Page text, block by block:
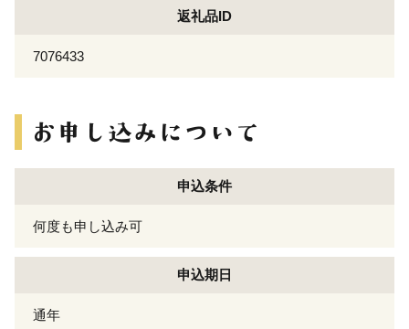
返礼品ID
7076433
申込条件
何度も申し込み可
申込期日
通年